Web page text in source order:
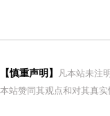
【慎重声明】
凡本站未注
本站赞同其观点和对其真